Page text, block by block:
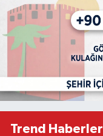
Trend Haberler